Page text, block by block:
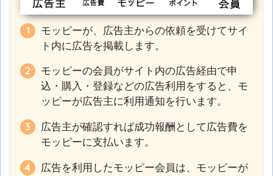
モッピーが、広告主からの依頼を受けてサイ
ト内に広告を掲載します。
モッピーの会員がサイト内の広告経由で申
込・購入・登録などの広告利用をすると、モ
ッピーが広告主に利用通知を行います。
広告主が確認すれば成功報酬として広告費を
モッピーに支払います。
広告を利用したモッピー会員は、モッピーが